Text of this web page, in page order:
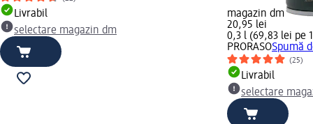
Livrabil
selectare magazin dm
magazin dm
20,95 lei
0,3 l (69,83 lei pe
PRORASOSpumă
(25)
Livrabil
selectare